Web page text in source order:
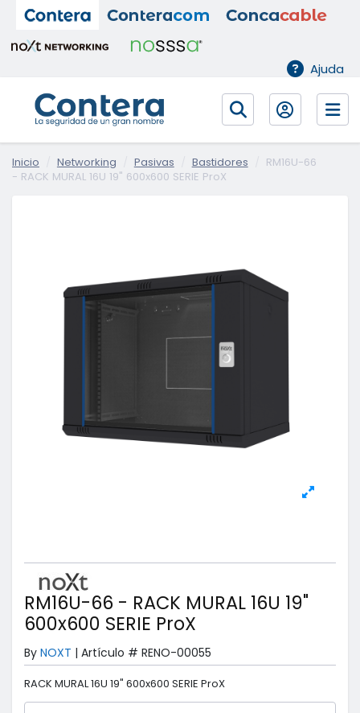
Ajuda
Inicio Networking Pasivas Bastidores
RM16U-66
- RACK MURAL 16U 19" 600x600 SERIE ProX
RM16U-66 - RACK MURAL 16U 19"
600x600 SERIE ProX
By NOXT | Artículo # RENO-00055
RACK MURAL 16U 19" 600x600 SERIE ProX